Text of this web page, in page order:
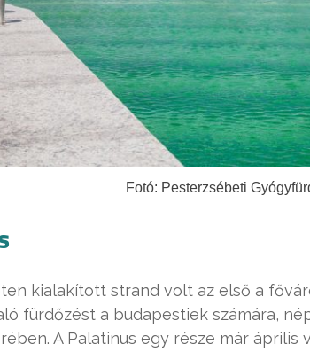
Fotó: Pesterzsébeti
kialakított strand volt az első a
fürdőzést a budapestiek számára,
A Palatinus egy része már